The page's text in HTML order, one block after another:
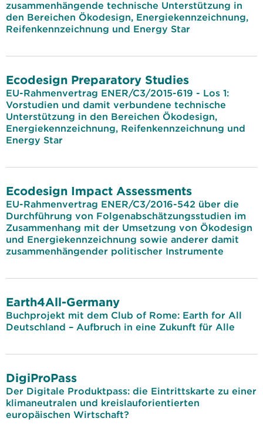
zusammenhängende technische Unterstützung in
den Bereichen Ökodesign, Energiekennzeichnung,
Reifenkennzeichnung und Energy Star
Ecodesign Preparatory Studies
EU-Rahmenvertrag ENER/C3/2015-619 - Los 1:
Vorstudien und damit verbundene technische
Unterstützung in den Bereichen Ökodesign,
Energiekennzeichnung, Reifenkennzeichnung und
Energy Star
Ecodesign Impact Assessments
EU-Rahmenvertrag ENER/C3/2016-542 über die
Durchführung von Folgenabschätzungsstudien im
Zusammenhang mit der Umsetzung von Ökodesign
und Energiekennzeichnung sowie anderer damit
zusammenhängender politischer Instrumente
Earth4All-Germany
Buchprojekt mit dem Club of Rome: Earth for All
Deutschland – Aufbruch in eine Zukunft für Alle
DigiProPass
Der Digitale Produktpass: die Eintrittskarte zu einer
klimaneutralen und kreislauforientierten
europäischen Wirtschaft?